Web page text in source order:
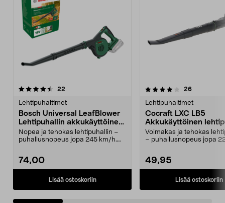
22
Lehtipuhaltimet
Bosch Universal LeafBlower
Lehtipuhallin akkukäyttöinen,
18 V-130
Nopea ja tehokas lehtipuhallin –
puhallusnopeus jopa 245 km/h.
74,00
Lisää ostoskoriin
4.0 viidestä
26arvostelut
Lehtipuhaltimet
Cocraft LXC LB5
Akkukäyttöinen
18 V
Voimakas ja tehokas
– puhallusnopeus jopa
49,95
Lisää ostoskoriin
4.0 viidestä